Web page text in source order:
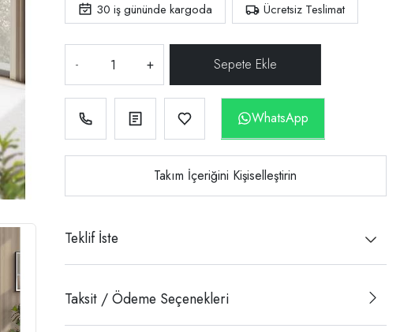
30 iş gününde kargoda Ücretsiz Teslimat
- +
WhatsApp
Takım İçeriğini Kişiselleştirin
Teklif İste
Taksit / Ödeme Seçenekleri